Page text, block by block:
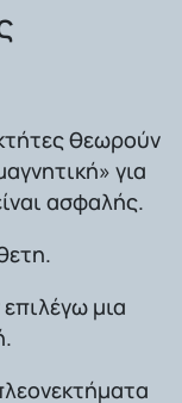
θεωρούν
για
ασφαλής.
μια